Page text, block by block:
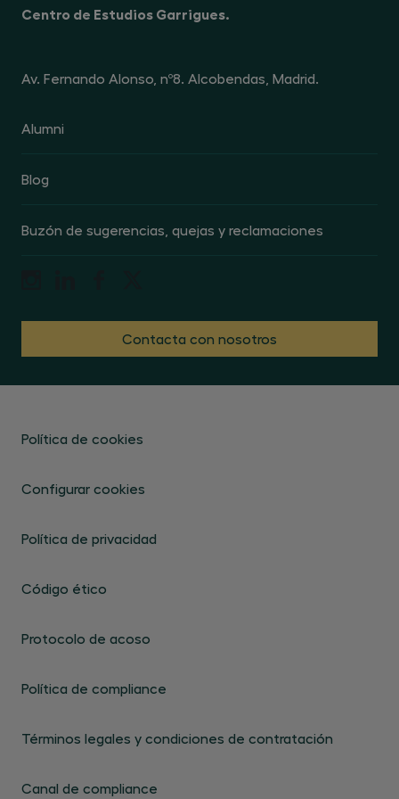
referencia "revocación de publicidad"
Centro de Estudios Garrigues.
Av. Fernando Alonso, nº8. Alcobendas, Madrid.
Alumni
Blog
Buzón de sugerencias, quejas y reclamaciones
Contacta con nosotros
Política de cookies
Configurar cookies
Política de privacidad
Código ético
Protocolo de acoso
Política de compliance
Términos legales y condiciones de contratación
Canal de compliance